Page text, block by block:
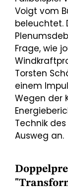
Voigt vom
beleuchtet.
Frage, wie
Torsten
einem
Wegen der
Technik
Ausweg an.